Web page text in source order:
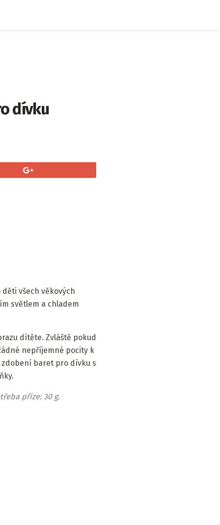
dívku
všech věkových
světlem a chladem
dítěte. Zvláště pokud
nepříjemné pocity k
baret pro dívku s
příze: 30 g.